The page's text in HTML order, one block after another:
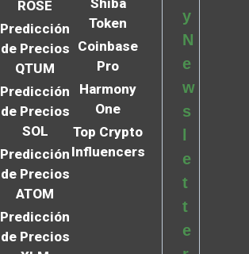
ROSE
Predicción
de Precios
QTUM
Predicción
de Precios
SOL
Predicción
de Precios
ATOM
Predicción
de Precios
Shiba
Token
Coinbase
Pro
Harmony
One
Top Crypto
Influencers
y
N
e
w
s
e
t
t
e